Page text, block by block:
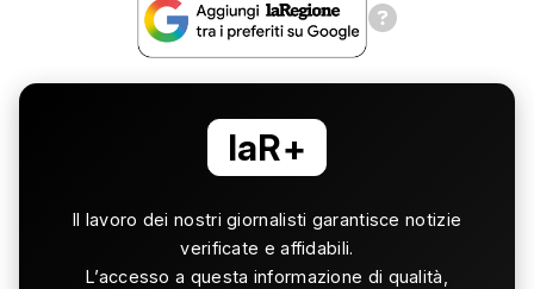
laR+
Il lavoro dei nostri giornalisti garantisce notizie
verificate e affidabili.
L’accesso a questa informazione di qualità,